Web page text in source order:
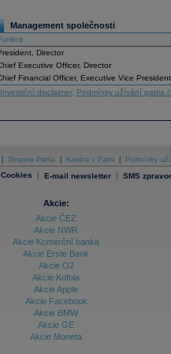
Management společnosti
Director
Executive Officer, Director
Financial Officer, Executive Vice
Investiční disclaimer, Podmínky užívání
Skupina Patria Kariéra v Patrii Podmínky
Cookies | E-mail newsletter | SMS
Akcie:
Akcie ČEZ
Akcie NWR
Akcie Komerční banka
Akcie Erste Bank
Akcie O2
Akcie Kofola
Akcie Apple
Akcie Facebook
Akcie BMW
Akcie GE
Akcie Moneta